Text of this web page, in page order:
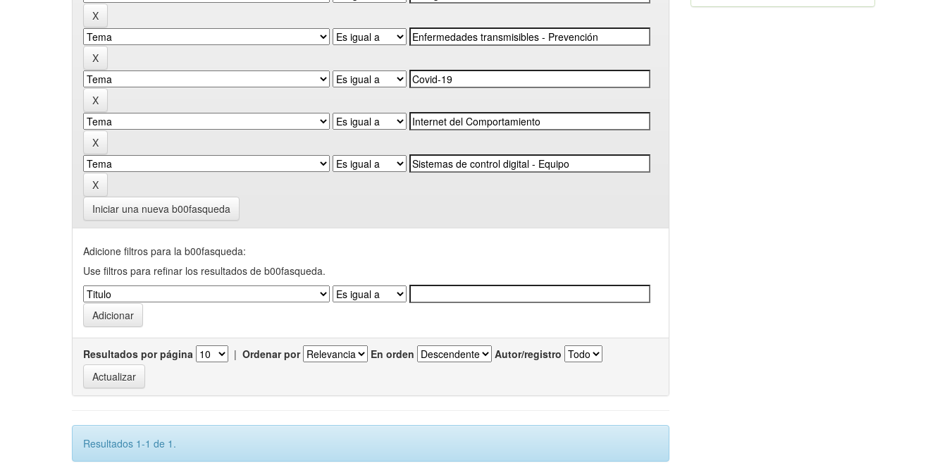
Iniciar una nueva b00fasqueda
Adicione filtros para la b00fasqueda:
Use filtros para refinar los resultados de b00fasqueda.
Resultados por página | Ordenar por En orden Autor/registro
Resultados 1-1 de 1.